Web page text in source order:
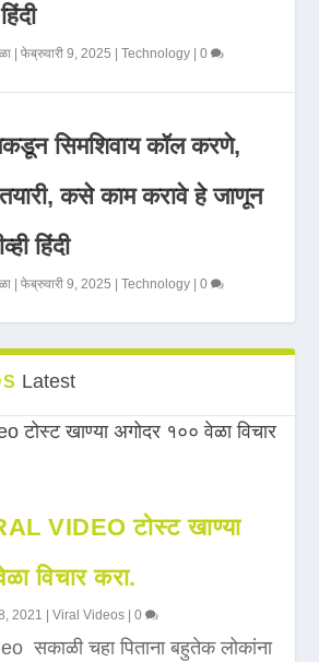
|फेब्रुवारी 9, 2025 |Technology |0
सिमशिवाय कॉल करणे,
कसे काम करावे हे जाणून
हिंदी
|फेब्रुवारी 9, 2025 |Technology |0
Latest
VIDEO टोस्ट खाण्या
विचार करा.
2021 |Viral Videos |0
सकाळी चहा पिताना बहुतेक लोकांना